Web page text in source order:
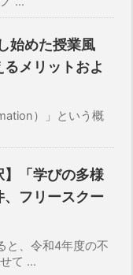
始めた授業風
メリットおよ
）」という概
】「学びの多様
フリースクー
と、令和4年度の不
て ...